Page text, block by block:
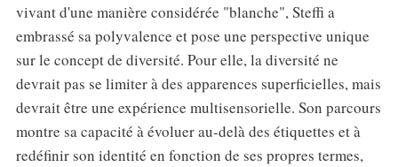
vivant d'une manière considérée "blanche", Steffi a
embrassé sa polyvalence et pose une perspective unique
sur le concept de diversité. Pour elle, la diversité ne
devrait pas se limiter à des apparences superficielles, mais
devrait être une expérience multisensorielle. Son parcours
montre sa capacité à évoluer au-delà des étiquettes et à
redéfinir son identité en fonction de ses propres termes,